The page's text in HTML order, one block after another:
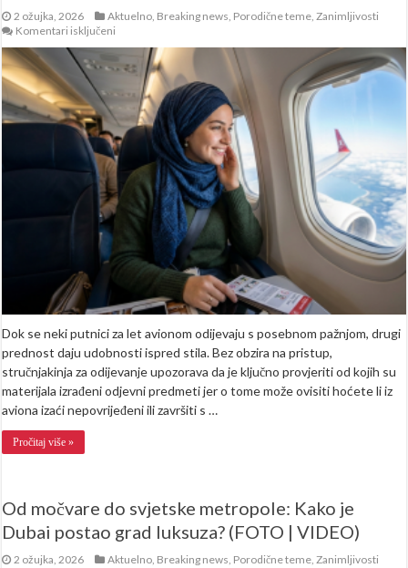
2 ožujka, 2026 Aktuelno Breaking news Porodične teme ,Zanimljivosti
Komentari isključeni
let:
nikako
ne
nositi
u
avionu
zbog
sigurnosti?
Dok se neki putnici za let avionom odijevaju s posebnom pažnjom, drugi
prednost daju udobnosti ispred stila. Bez obzira na pristup,
stručnjakinja za odijevanje upozorava da je ključno provjeriti od kojih su
materijala izrađeni odjevni predmeti jer o tome može ovisiti hoćete li iz
aviona izaći nepovrijeđeni ili završiti s …
Pročitaj više »
Od močvare do svjetske metropole: Kako je
Dubai postao grad luksuza? (FOTO | VIDEO)
2 ožujka, 2026 Aktuelno Breaking news Porodične teme ,Zanimljivosti